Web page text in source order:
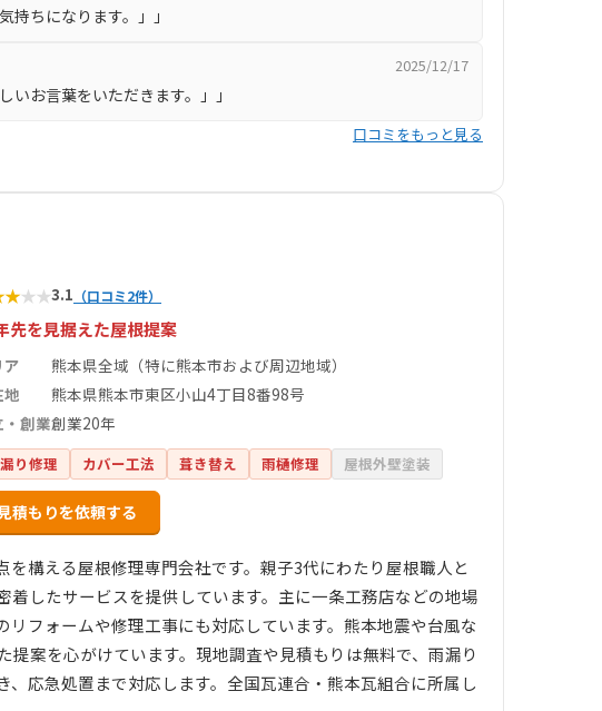
ちになります。」」
2025/12/17
いお言葉をいただきます。」」
口コミをもっと見る
★★★3.1 （口コミ2件）
先を見据えた屋根提案
熊本県全域（特に熊本市および周辺地域）
熊本県熊本市東区小山4丁目8番98号
創業創業20年
り修理 カバー工法 葺き替え 雨樋修理 屋根外壁塗装
積もりを依頼する
構える屋根修理専門会社です。親子3代にわたり屋根職人と
したサービスを提供しています。主に一条工務店などの地場
フォームや修理工事にも対応しています。熊本地震や台風な
案を心がけています。現地調査や見積もりは無料で、雨漏り
応急処置まで対応します。全国瓦連合・熊本瓦組合に所属し